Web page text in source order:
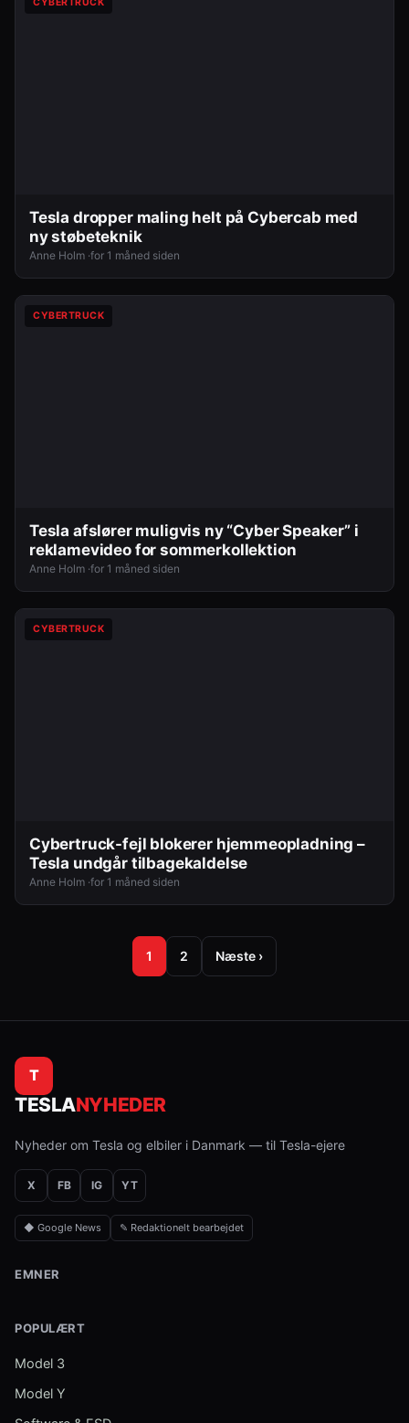
CYBERTRUCK
Tesla dropper maling helt på Cybercab med
ny støbeteknik
Anne Holm ·for 1 måned siden
CYBERTRUCK
Tesla afslører muligvis ny “Cyber Speaker” i
reklamevideo for sommerkollektion
Anne Holm ·for 1 måned siden
CYBERTRUCK
Cybertruck-fejl blokerer hjemmeopladning –
Tesla undgår tilbagekaldelse
Anne Holm ·for 1 måned siden
1 2 Næste ›
T
TESLANYHEDER
Nyheder om Tesla og elbiler i Danmark — til Tesla-ejere
X FB IG YT
◆ Google News ✎ Redaktionelt bearbejdet
EMNER
POPULÆRT
Model 3
Model Y